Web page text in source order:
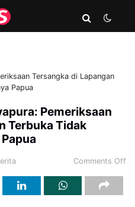
Tersangka di Lapangan
Papua
Pemeriksaan
Terbuka Tidak
Comments Off